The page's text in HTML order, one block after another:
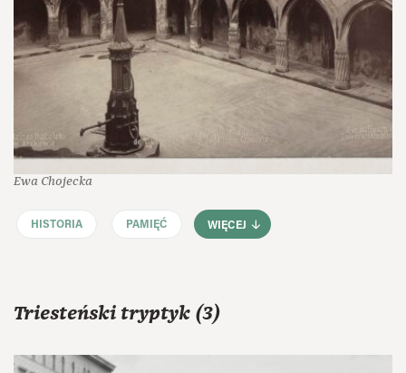
Ewa Chojecka
HISTORIA PAMIĘĆ WIĘCEJ
Triesteński tryptyk (3)